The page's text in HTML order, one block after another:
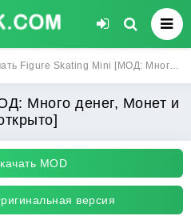
Mini [МОД: Много денег, Монет и Все открыто] | Взлом Figure Skating Mini на Андроид
Много денег, Монет и
MOD
версия